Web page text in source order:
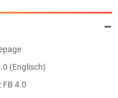
(Englisch)
FB 4.0